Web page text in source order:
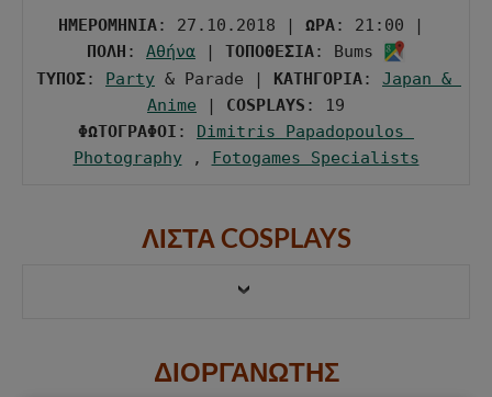
ΗΜΕΡΟΜΗΝΙΑ: 27.10.2018 | ΩΡΑ
ΠΟΛΗ : Αθήνα ΤΟΠΟΘΕΣΙΑ: Bums
ΤΥΠΟΣ: Party & Parade | ΚΑΤΗΓΟΡΙΑ: Japan &
Anime | COSPLAYS
ΦΩΤΟΓΡΑΦΟΙ : Dimitris Papadopoulos
Photography , Fotogames Specialists
ΛΙΣΤΑ COSPLAYS
ΔΙΟΡΓΑΝΩΤΗΣ